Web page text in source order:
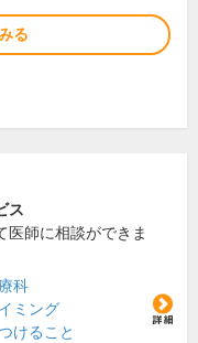
る
ス
医師に相談ができま
科
ミング
けること